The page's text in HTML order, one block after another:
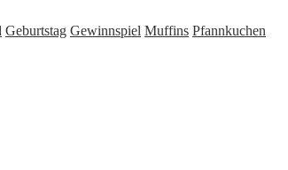
Geburtstag Gewinnspiel Muffins Pfannkuchen